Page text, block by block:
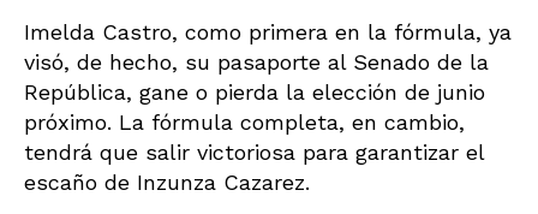
Imelda Castro, como primera en la fórmula, ya
visó, de hecho, su pasaporte al Senado de la
República, gane o pierda la elección de junio
próximo. La fórmula completa, en cambio,
tendrá que salir victoriosa para garantizar el
escaño de Inzunza Cazarez.